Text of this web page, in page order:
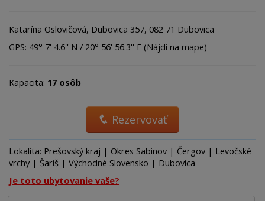
Katarína Oslovičová, Dubovica 357, 082 71 Dubovica
GPS: 49° 7' 4.6'' N / 20° 56' 56.3'' E (Nájdi na mape)
Kapacita: 17 osôb
Rezervovať
Lokalita: Prešovský kraj | Okres Sabinov | Čergov | Levočské
vrchy | Šariš | Východné Slovensko | Dubovica
Je toto ubytovanie vaše?